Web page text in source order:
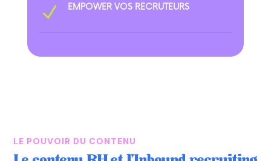
N EMPOWER VOS RECRUTEURS
LE POUVOIR DU CONTENU